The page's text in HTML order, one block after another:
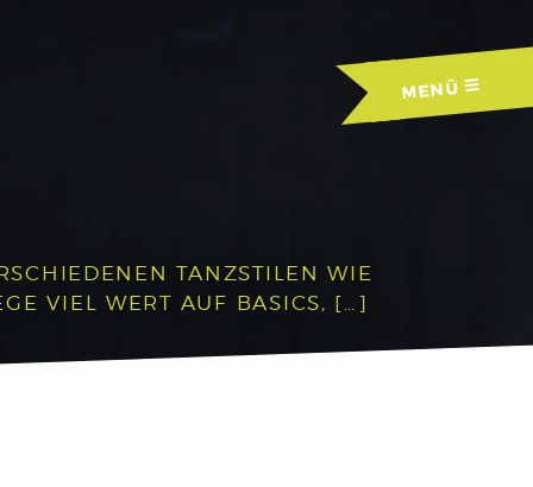
MENÜ
TANZSTILEN WIE
VIEL WERT AUF BASICS, […]